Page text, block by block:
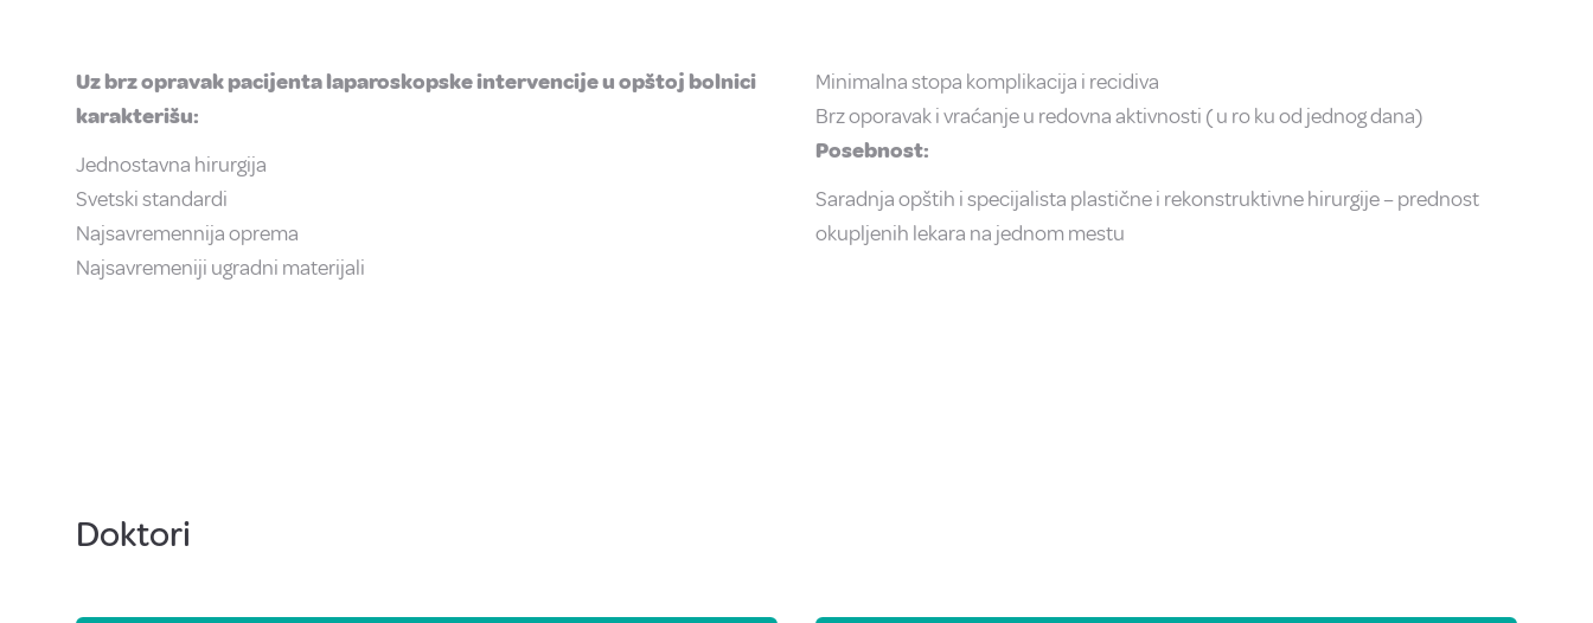
Uz brz opravak pacijenta laparoskopske intervencije u opštoj bolnici
karakterišu:
Jednostavna hirurgija
Svetski standardi
Najsavremennija oprema
Najsavremeniji ugradni materijali
Minimalna stopa komplikacija i recidiva
Brz oporavak i vraćanje u redovna aktivnosti ( u ro ku od jednog dana)
Posebnost:
Saradnja opštih i specijalista plastične i rekonstruktivne hirurgije – prednost
okupljenih lekara na jednom mestu
Doktori